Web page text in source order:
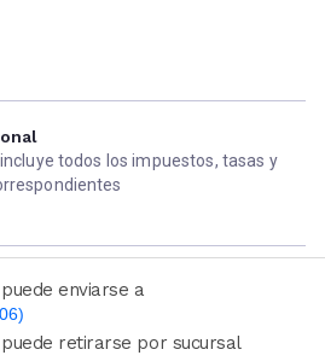
todos los impuestos, tasas y
enviarse a
(sólo números)
retirarse por sucursal